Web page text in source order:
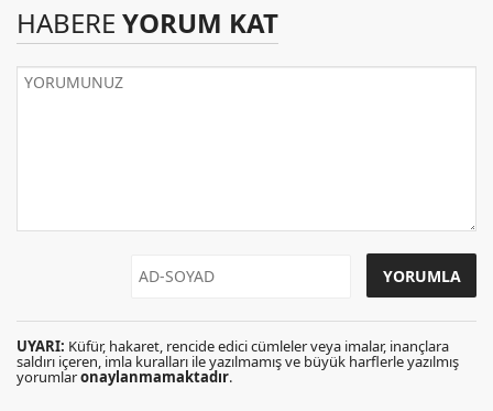
HABERE YORUM KAT
UYARI: Küfür, hakaret, rencide edici cümleler veya imalar, inançlara
saldırı içeren, imla kuralları ile yazılmamış ve büyük harflerle yazılmış
yorumlaronaylanmamaktadır.